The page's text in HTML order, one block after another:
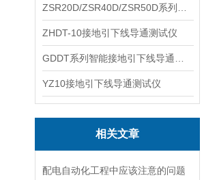
ZHDT-10接地引下线导通测试仪
YZ10接地引下线导通测试仪
相关文章
配电自动化工程中应该注意的问题